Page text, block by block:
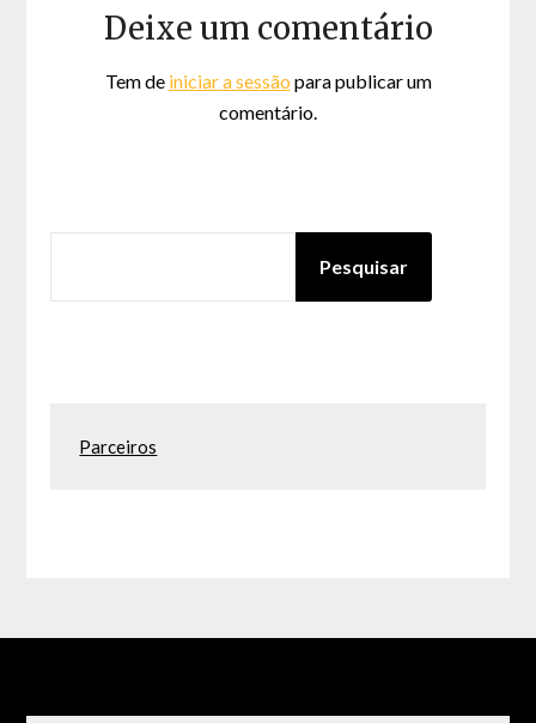
Deixe um comentário
Tem de iniciar a sessão para publicar um
comentário.
Pesquisar
Parceiros